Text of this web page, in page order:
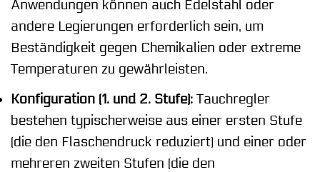
Anwendungen können auch Edelstahl oder
andere Legierungen erforderlich sein, um
Beständigkeit gegen Chemikalien oder extreme
Temperaturen zu gewährleisten.
Konfiguration (1. und 2. Stufe):Tauchregler
bestehen typischerweise aus einer ersten Stufe
(die den Flaschendruck reduziert) und einer oder
mehreren zweiten Stufen (die den